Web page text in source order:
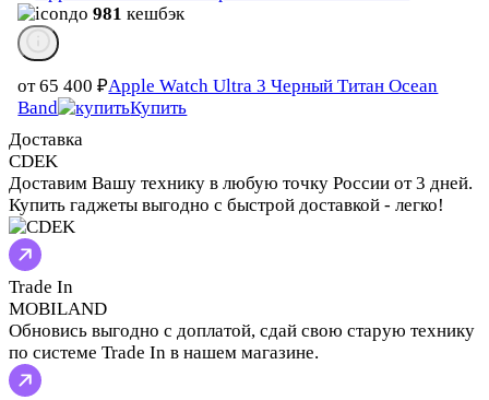
до981 кешбэк
от 65 400₽Apple Watch Ultra 3 Черный Титан Ocean
Band
Купить
Доставка
CDEK
Доставим Вашу технику в любую точку России от 3 дней.
Купить гаджеты выгодно с быстрой доставкой - легко!
Trade In
MOBILAND
Обновись выгодно с доплатой, сдай свою старую технику
по системе Trade In в нашем магазине.